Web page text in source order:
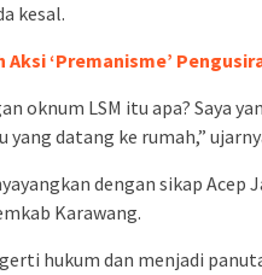
kesal.
Aksi ‘Premanisme’
oknum LSM itu apa? Saya
yang datang ke rumah,”
dengan sikap Acep
Karawang.
hukum dan menjadi